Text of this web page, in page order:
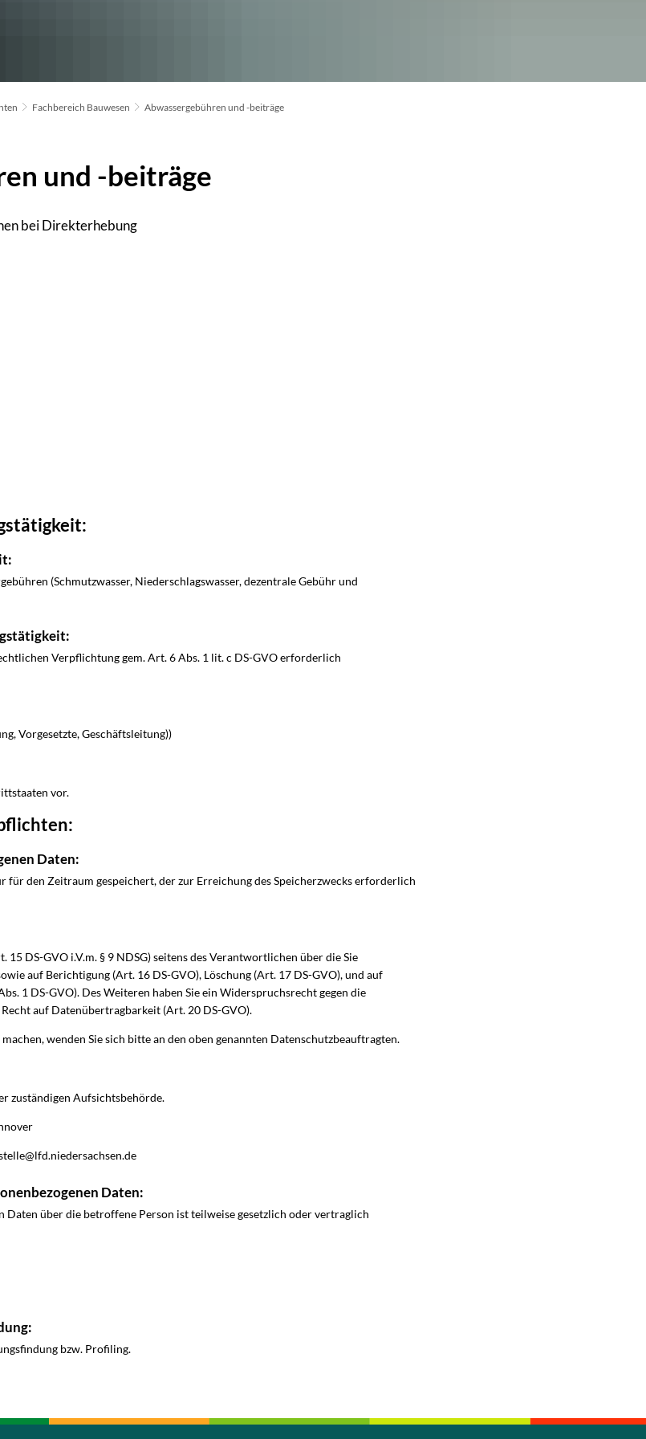
Fachbereich Bauwesen Abwassergebühren und -beiträge
und -beiträge
bei Direkterhebung
(Schmutzwasser, Niederschlagswasser, dezentrale Gebühr und
Verpflichtung gem. Art. 6 Abs. 1 lit. c DS-GVO erforderlich
Vorgesetzte, Geschäftsleitung))
vor.
Daten:
für den Zeitraum gespeichert, der zur Erreichung des Speicherzwecks erforderlich
15 DS-GVO i.V.m. § 9 NDSG) seitens des Verantwortlichen über die Sie
auf Berichtigung (Art. 16 DS-GVO), Löschung (Art. 17 DS-GVO), und auf
1 DS-GVO). Des Weiteren haben Sie ein Widerspruchsrecht gegen die
auf Datenübertragbarkeit (Art. 20 DS-GVO).
wenden Sie sich bitte an den oben genannten Datenschutzbeauftragten.
zuständigen Aufsichtsbehörde.
Daten:
Daten über die betroffene Person ist teilweise gesetzlich oder vertraglich
bzw. Profiling.